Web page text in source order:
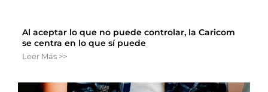
Al aceptar lo que no puede controlar, la Caricom
se centra en lo que sí puede
Leer Más >>